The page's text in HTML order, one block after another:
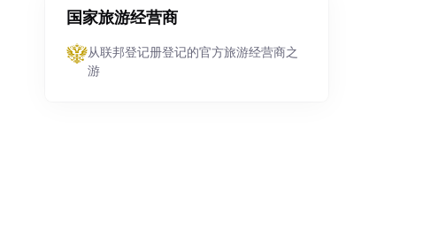
国家旅游经营商
从联邦登记册登记的官方旅游经营商之
游